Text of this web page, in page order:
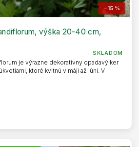
–15 %
výška 20-40 cm,
SKLADOM
je výrazne dekoratívny opadavý ker
ktoré kvitnú v máji až júni. V